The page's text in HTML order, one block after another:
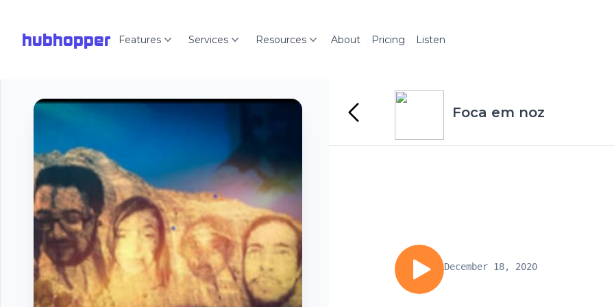
hubhopper Features Services Resources About Pricing Listen
Foca em noz
December 18, 2020